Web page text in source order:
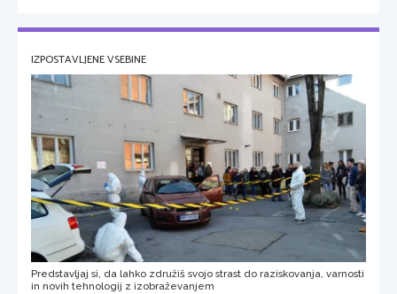
IZPOSTAVLJENE VSEBINE
Predstavljaj si, da lahko združiš svojo strast do raziskovanja, varnosti
in novih tehnologij z izobraževanjem